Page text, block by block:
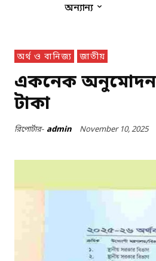
অন্যান্য
অর্থ ও বানিজ্য জাতীয়
একনেক অনুমোদন
টাকা
রিপোর্টার- admin November 10, 2025